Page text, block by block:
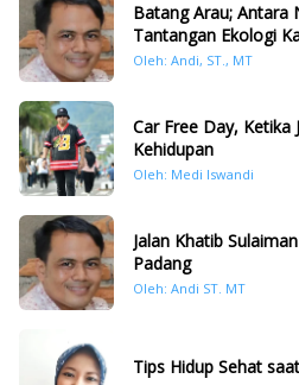
Batang Arau; Antara
Tantangan Ekologi
Oleh: Andi, ST., MT
Car Free Day, Ketika
Kehidupan
Oleh: Medi Iswandi
Jalan Khatib
Padang
Oleh: Andi ST. MT
Tips Hidup Sehat